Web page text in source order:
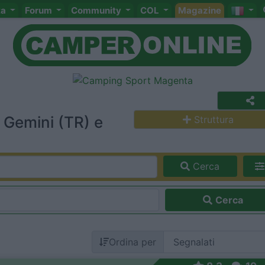
Forum Community COL Magazine
(TR) e Struttura
Cerca
Cerca
Ordina per